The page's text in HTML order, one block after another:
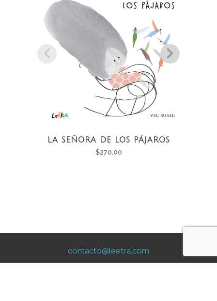
LA SEÑORA DE LOS PÁJAROS
$270.00
contacto@leetra.com